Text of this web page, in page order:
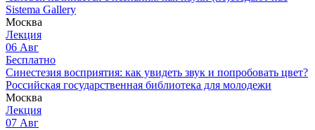
Sistema Gallery
Москва
Лекция
06 Авг
Бесплатно
Синестезия восприятия: как увидеть звук и попробовать цвет?
Российская государственная библиотека для молодежи
Москва
Лекция
07 Авг